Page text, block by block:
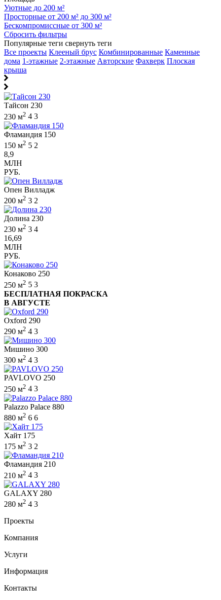
Уютные до 200 м²
Просторные от 200 м² до 300 м²
Бескомпромиссные от 300 м²
Сбросить фильтры
Популярные теги свернуть теги
Все проекты Клееный брус Комбинированные Каменные
дома 1-этажные 2-этажные Авторские Фахверк Плоская
крыша
Тайсон 230
230 м2 4 3
Фламандия 150
150 м2 5 2
8,9
МЛН
РУБ.
Опен Вилладж
200 м2 3 2
Долина 230
230 м2 3 4
16,69
МЛН
РУБ.
Конаково 250
250 м2 5 3
БЕСПЛАТНАЯ ПОКРАСКА
В АВГУСТЕ
Oxford 290
290 м2 4 3
Мишино 300
300 м2 4 3
PAVLOVO 250
250 м2 4 3
Palazzo Palace 880
880 м2 6 6
Хайт 175
175 м2 3 2
Фламандия 210
210 м2 4 3
GALAXY 280
280 м2 4 3
Проекты
Компания
Услуги
Информация
Контакты